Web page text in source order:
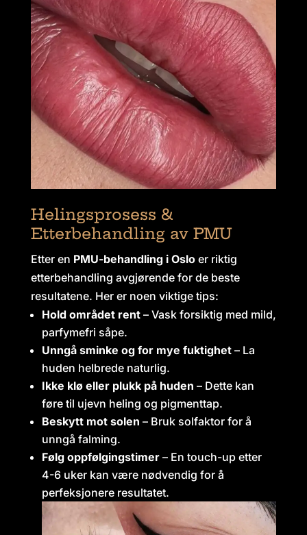
Helingsprosess &
Etterbehandling av PMU
Etter en PMU-behandling i Osloer riktig
etterbehandling avgjørende for de beste
resultatene. Her er noen viktige tips:
Hold området rent– Vask forsiktig med mild,
parfymefri såpe.
Unngå sminke og for mye fuktighet– La
huden helbrede naturlig.
Ikke klø eller plukk på huden – Dette kan
føre til ujevn heling og pigmenttap.
Beskytt mot solen – Bruk solfaktor for å
unngå falming.
Følg oppfølgingstimer– En touch-up etter
4-6 uker kan være nødvendig for å
perfeksjonere resultatet.